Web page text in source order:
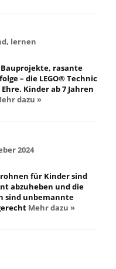
lernen
Bauprojekte, rasante
– die LEGO® Technic
Kinder ab 7 Jahren
dazu »
2024
für Kinder sind
abzuheben und die
sind unbemannte
Mehr dazu »